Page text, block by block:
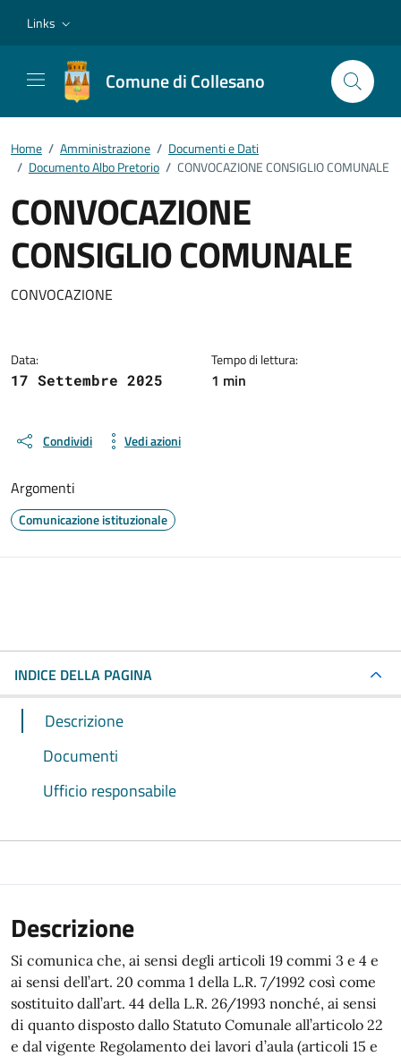
Links
Comune di Collesano
Home / Amministrazione / Documenti e Dati
/ Documento Albo Pretorio / CONVOCAZIONE CONSIGLIO COMUNALE
CONVOCAZIONE
CONSIGLIO COMUNALE
Dettagli del documento
CONVOCAZIONE
Data:
17 Settembre 2025
Tempo di lettura:
1 min
Condividi Vedi azioni
Argomenti
Comunicazione istituzionale
INDICE DELLA PAGINA
Descrizione
Documenti
Ufficio responsabile
Descrizione
Si comunica che, ai sensi degli articoli 19 commi 3 e 4 e
ai sensi dell’art. 20 comma 1 della L.R. 7/1992 così come
sostituito dall’art. 44 della L.R. 26/1993 nonché, ai sensi
di quanto disposto dallo Statuto Comunale all’articolo 22
e dal vigente Regolamento dei lavori d’aula (articoli 15 e